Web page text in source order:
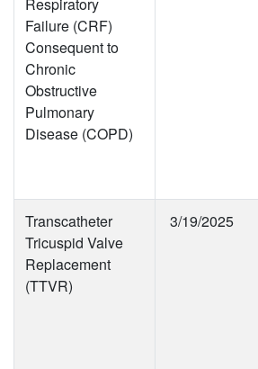
Failure (CRF)
Consequent to
Chronic
Obstructive
Pulmonary
Disease (COPD)
Transcatheter
Tricuspid Valve
Replacement
(TTVR)
3/19/2025